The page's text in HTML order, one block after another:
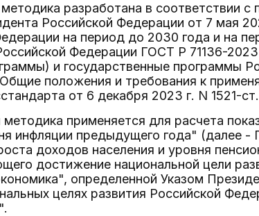
разработана в соответствии
Российской Федерации от 7 мая
на период до 2030 года и на
Федерации ГОСТ Р 71136-
и государственные программы
Общие положения и требования к
от 6 декабря 2023 г. N 1521-ст.
применяется для расчета
инфляции предыдущего года" (далее -
доходов населения и уровня
достижение национальной цели
определенной Указом
целях развития Российской